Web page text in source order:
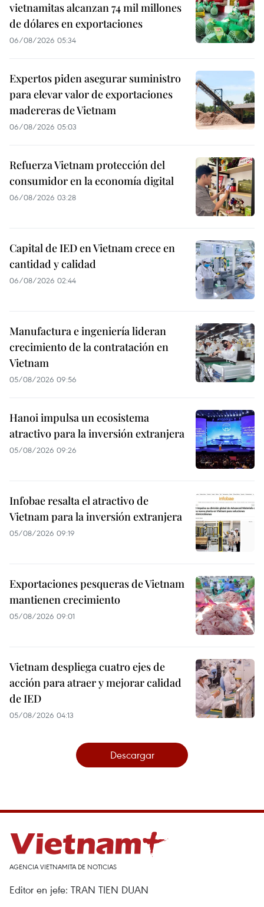
vietnamitas alcanzan 74 mil millones
de dólares en exportaciones
06/08/2026 05:34
Expertos piden asegurar suministro
para elevar valor de exportaciones
madereras de Vietnam
06/08/2026 05:03
Refuerza Vietnam protección del
consumidor en la economía digital
06/08/2026 03:28
Capital de IED en Vietnam crece en
cantidad y calidad
06/08/2026 02:44
Manufactura e ingeniería lideran
crecimiento de la contratación en
Vietnam
05/08/2026 09:56
Hanoi impulsa un ecosistema
atractivo para la inversión extranjera
05/08/2026 09:26
Infobae resalta el atractivo de
Vietnam para la inversión extranjera
05/08/2026 09:19
Exportaciones pesqueras de Vietnam
mantienen crecimiento
05/08/2026 09:01
Vietnam despliega cuatro ejes de
acción para atraer y mejorar calidad
de IED
05/08/2026 04:13
Descargar
AGENCIA VIETNAMITA DE NOTICIAS
Editor en jefe: TRAN TIEN DUAN